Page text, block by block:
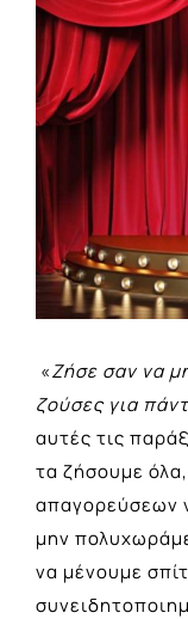
Larger
Image
«Ζήσε σαν να
ζούσες για
αυτές τις
τα ζήσουμε
απαγορεύσεων
μην
να μένουμε